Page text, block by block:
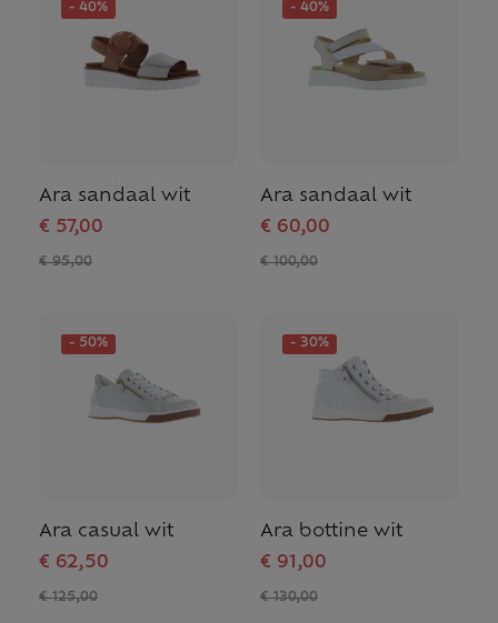
- 40%
Ara sandaal wit
€ 57,00
€ 95,00
- 40%
Ara sandaal wit
€ 60,00
€ 100,00
- 50%
Ara casual wit
€ 62,50
€ 125,00
- 30%
Ara bottine wit
€ 91,00
€ 130,00